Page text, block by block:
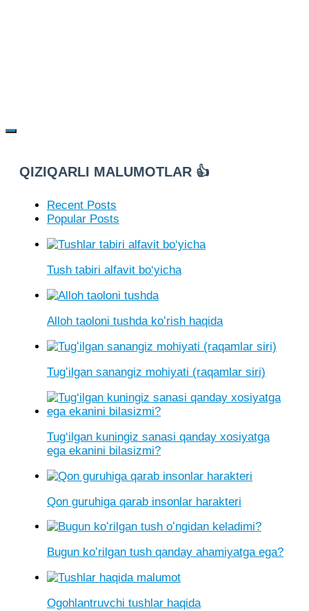
QIZIQARLI MALUMOTLAR 👍
Recent Posts
Popular Posts
Tush tabiri alfavit bo‘yicha
Alloh taoloni tushda koʻrish haqida
Tugʻilgan sanangiz mohiyati (raqamlar siri)
Tug‘ilgan kuningiz sanasi qanday xosiyatga
ega ekanini bilasizmi?
Qon guruhiga qarab insonlar harakteri
Bugun koʻrilgan tush qanday ahamiyatga ega?
Ogohlantruvchi tushlar haqida